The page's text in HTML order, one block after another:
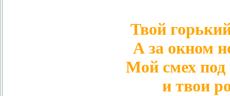
Твой
А за окном
Мой смех под
и твои